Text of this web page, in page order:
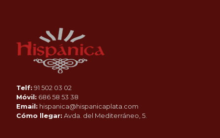
Telf: 91 502 03 02
Móvil: 686 58 53 38
Email: hispanica@hispanicaplata.com
Cómo llegar: Avda. del Mediterráneo, 5.